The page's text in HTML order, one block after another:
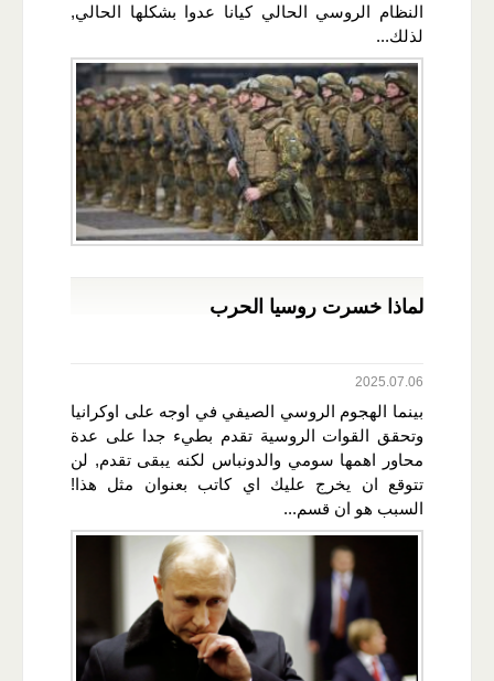
النظام الروسي الحالي كيانا عدوا بشكلها الحالي,
لذلك...
لماذا خسرت روسيا الحرب
2025.07.06
بينما الهجوم الروسي الصيفي في اوجه على اوكرانيا
وتحقق القوات الروسية تقدم بطيء جدا على عدة
محاور اهمها سومي والدونباس لكنه يبقى تقدم, لن
تتوقع ان يخرج عليك اي كاتب بعنوان مثل هذا!
السبب هو ان قسم...